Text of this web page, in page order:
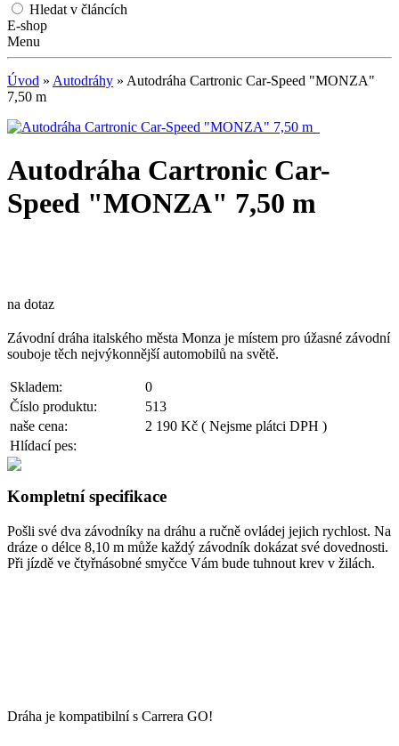
Hledat v článcích
E-shop
Menu
Úvod » Autodráhy » Autodráha Cartronic Car-Speed "MONZA"
7,50 m
Autodráha Cartronic Car-
Speed "MONZA" 7,50 m
na dotaz
Závodní dráha italského města Monza je místem pro úžasné závodní
souboje těch nejvýkonnější automobilů na světě.
Skladem:
0
Číslo produktu:
513
naše cena:
2 190 Kč ( Nejsme plátci DPH )
Hlídací pes:
Kompletní specifikace
Pošli své dva závodníky na dráhu a ručně ovládej jejich rychlost. Na
dráze o délce 8,10 m může každý závodník dokázat své dovednosti.
Při jízdě ve čtyřnásobné smyčce Vám bude tuhnout krev v žilách.
Dráha je kompatibilní s Carrera GO!